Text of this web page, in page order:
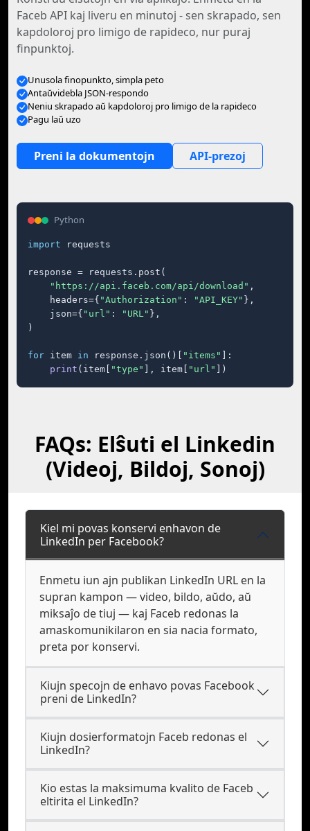
Faceb API kaj liveru en minutoj - sen skrapado, sen
kapdoloroj pro limigo de rapideco, nur puraj
finpunktoj.
Unusola finopunkto, simpla peto
Antaŭvidebla JSON-respondo
Neniu skrapado aŭ kapdoloroj pro limigo de la rapideco
Pagu laŭ uzo
Preni la dokumentojn API-prezoj
Python
import requests
response = requests.post(
"https://api.faceb.com/api/download" ,
    headers={
"Authorization" : "API_KEY" },
    json={
"url" : "URL" },
)
for item in response.json()[ "items"
]:
print (item[ "type" ], item[ "url" ])
FAQs: Elŝuti el Linkedin
(Videoj, Bildoj, Sonoj)
Kiel mi povas konservi enhavon de
LinkedIn per Facebook?
Enmetu iun ajn publikan LinkedIn URL en la
supran kampon — video, bildo, aŭdo, aŭ
miksaĵo de tiuj — kaj Faceb redonas la
amaskomunikilaron en sia nacia formato,
preta por konservi.
Kiujn specojn de enhavo povas Facebook
preni de LinkedIn?
Kiujn dosierformatojn Faceb redonas el
LinkedIn?
Kio estas la maksimuma kvalito de Faceb
eltirita el LinkedIn?